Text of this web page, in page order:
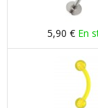
5,90 € En